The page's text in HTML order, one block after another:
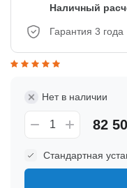
Наличный
Гарантия 3 года
Нет в наличии
82
Стандартная